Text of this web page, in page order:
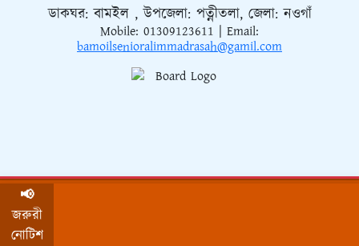
ডাকঘর: বামইল , উপজেলা: পত্নীতলা, জেলা: নওগাঁ
Mobile: 01309123611 | Email:
bamoilsenioralimmadrasah@gamil.com
📢
জরুরী
নোটিশ